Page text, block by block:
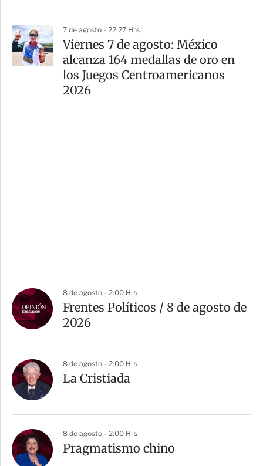
7 de agosto - 22:27 Hrs
Viernes 7 de agosto: México
alcanza 164 medallas de oro en
los Juegos Centroamericanos
2026
8 de agosto - 2:00 Hrs
Frentes Políticos / 8 de agosto de
2026
8 de agosto - 2:00 Hrs
La Cristiada
8 de agosto - 2:00 Hrs
Pragmatismo chino